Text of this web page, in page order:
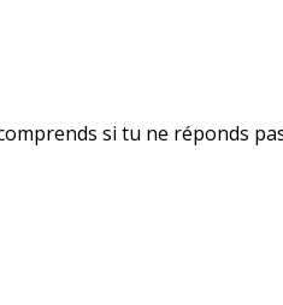
si tu ne réponds